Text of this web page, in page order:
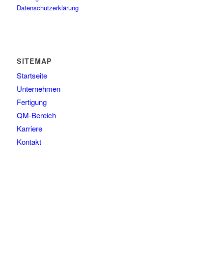
Datenschutzerklärung
SITEMAP
Startseite
Unternehmen
Fertigung
QM-Bereich
Karriere
Kontakt